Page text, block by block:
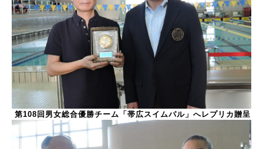
第108回男女総合優勝チーム「帯広スイムパル」へレプリカ贈呈